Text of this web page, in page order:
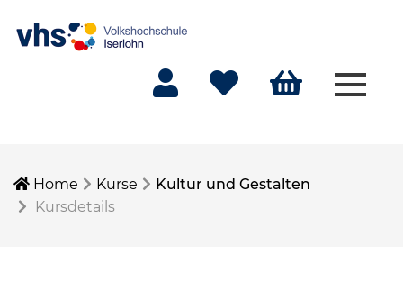
Home Kurse
Kultur und Gestalten
Kursdetails